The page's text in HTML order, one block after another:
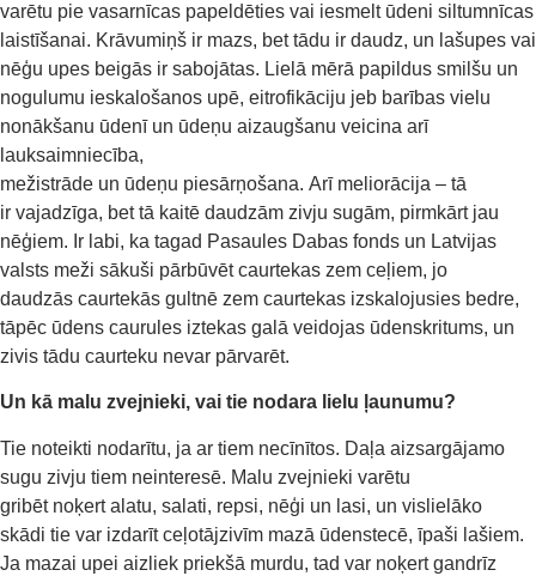
varētu pie vasarnīcas papeldēties vai iesmelt ūdeni siltumnīcas
laistīšanai. Krāvumiņš ir mazs, bet tādu ir daudz, un lašupes vai
nēģu upes beigās ir sabojātas. Lielā mērā papildus smilšu un
nogulumu ieskalošanos upē, eitrofikāciju jeb barības vielu
nonākšanu ūdenī un ūdeņu aizaugšanu veicina arī
lauksaimniecība,
mežistrāde un ūdeņu piesārņošana. Arī meliorācija – tā
ir vajadzīga, bet tā kaitē daudzām zivju sugām, pirmkārt jau
nēģiem. Ir labi, ka tagad Pasaules Dabas fonds un Latvijas
valsts meži sākuši pārbūvēt caurtekas zem ceļiem, jo
daudzās caurtekās gultnē zem caurtekas izskalojusies bedre,
tāpēc ūdens caurules iztekas galā veidojas ūdenskritums, un
zivis tādu caurteku nevar pārvarēt.
Un kā malu zvejnieki, vai tie nodara lielu ļaunumu?
Tie noteikti nodarītu, ja ar tiem necīnītos. Daļa aizsargājamo
sugu zivju tiem neinteresē. Malu zvejnieki varētu
gribēt noķertalatu, salati, repsi, nēģi un lasi, un vislielāko
skādi tie var izdarīt ce otājzivīm mazā ūdenstecē, īpaši lašiem.
Ja mazai upei aizliek priekšā murdu, tad var noķert gandrīz